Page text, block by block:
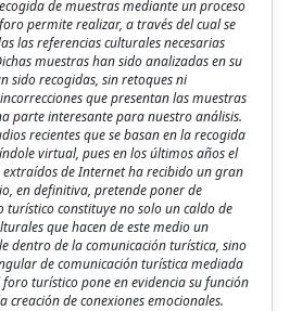
de muestras mediante un proceso
permite realizar, a través del cual se
las referencias culturales necesarias
muestras han sido analizadas en su
sido recogidas, sin retoques ni
que presentan las muestras
parte interesante para nuestro análisis.
recientes que se basan en la recogida
virtual, pues en los últimos años el
de Internet ha recibido un gran
en definitiva, pretende poner de
constituye no solo un caldo de
que hacen de este medio un
dentro de la comunicación turística, sino
de comunicación turística mediada
turístico pone en evidencia su función
de conexiones emocionales.